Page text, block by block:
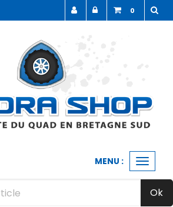
Ouvrir
le
menu
MENU :
Ok
0